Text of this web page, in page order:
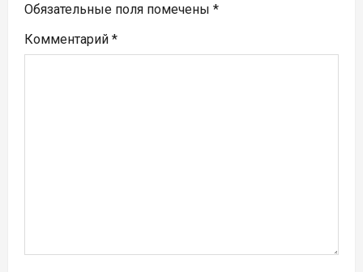
п
о
я
Обязательные поля помечены *
Комментарий *